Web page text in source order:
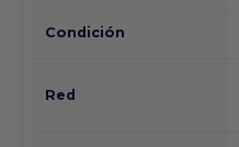
Condición
Red